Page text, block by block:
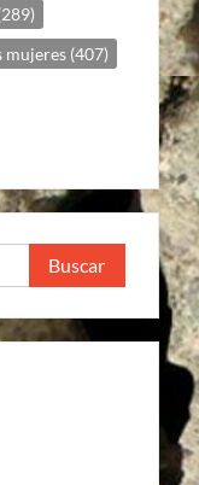
mujeres (407)
Buscar: